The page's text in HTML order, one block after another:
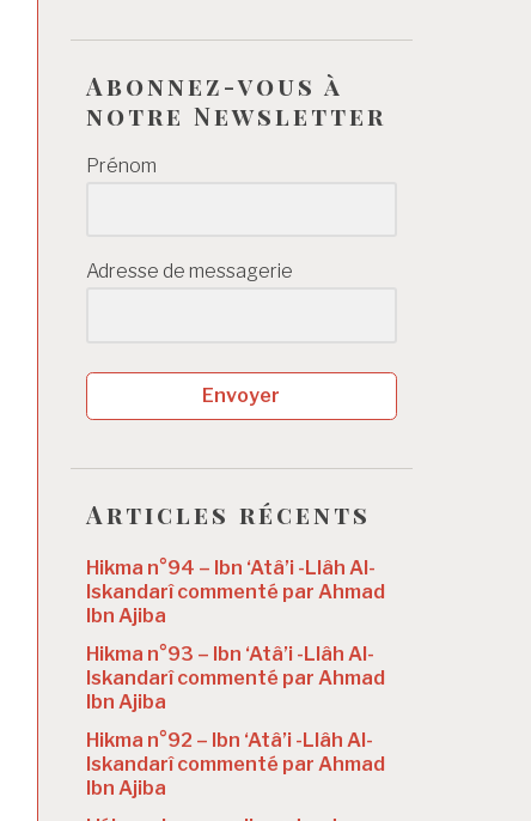
Abonnez-vous à
notre Newsletter
Prénom
Adresse de messagerie
Envoyer
Articles récents
Hikma n°94 – Ibn ‘Atâ’i -Llâh Al-
Iskandarî commenté par Ahmad
Ibn Ajiba
Hikma n°93 – Ibn ‘Atâ’i -Llâh Al-
Iskandarî commenté par Ahmad
Ibn Ajiba
Hikma n°92 – Ibn ‘Atâ’i -Llâh Al-
Iskandarî commenté par Ahmad
Ibn Ajiba